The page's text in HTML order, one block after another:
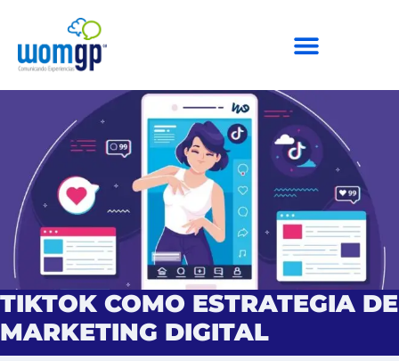
TIKTOK COMO ESTRATEGIA DE
MARKETING DIGITAL